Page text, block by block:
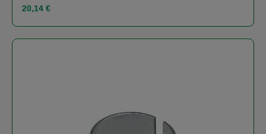
Regulärer Preis:
20,14 €